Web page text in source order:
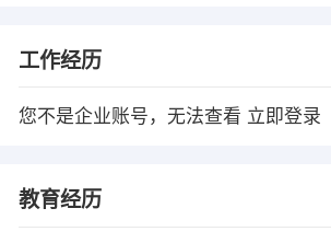
工作经历
您不是企业账号，无法查看 立即登录
教育经历